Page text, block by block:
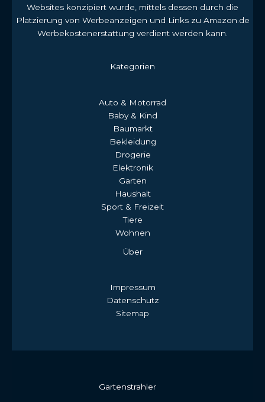
Websites konzipiert wurde, mittels dessen durch die
Platzierung von Werbeanzeigen und Links zu Amazon.de
Werbekostenerstattung verdient werden kann.
Kategorien
Auto & Motorrad
Baby & Kind
Baumarkt
Bekleidung
Drogerie
Elektronik
Garten
Haushalt
Sport & Freizeit
Tiere
Wohnen
Über
Impressum
Datenschutz
Sitemap
Gartenstrahler